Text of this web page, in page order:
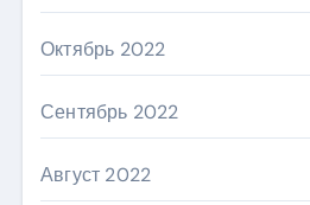
Октябрь 2022
Сентябрь 2022
Август 2022